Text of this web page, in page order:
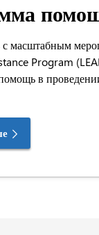
масштабным
Program
в